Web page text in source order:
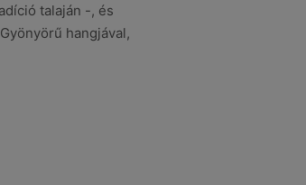
talaján -, és
hangjával,